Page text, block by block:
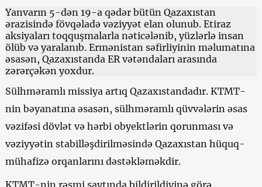
Yanvarın 5-dən 19-a qədər bütün Qazaxıstan
ərazisində fövqəladə vəziyyət elan olunub. Etiraz
aksiyaları toqquşmalarla nəticələnib, yüzlərlə insan
ölüb və yaralanıb. Ermənistan səfirliyinin məlumatına
əsasən, Qazaxıstanda ER vətəndaları arasında
zərərçəkən yoxdur.
Sülhməramlı missiya artıq Qazaxıstandadır. KTMT-
nin bəyanatına əsasən, sülhməramlı qüvvələrin əsas
vəzifəsi dövlət və hərbi obyektlərin qorunması və
vəziyyətin stabilləşdirilməsində Qazaxıstan hüquq-
mühafizə orqanlarını dəstəkləməkdir.